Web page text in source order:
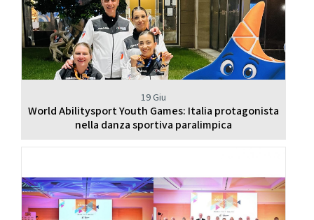
19 Giu
World Abilitysport Youth Games: Italia protagonista
nella danza sportiva paralimpica